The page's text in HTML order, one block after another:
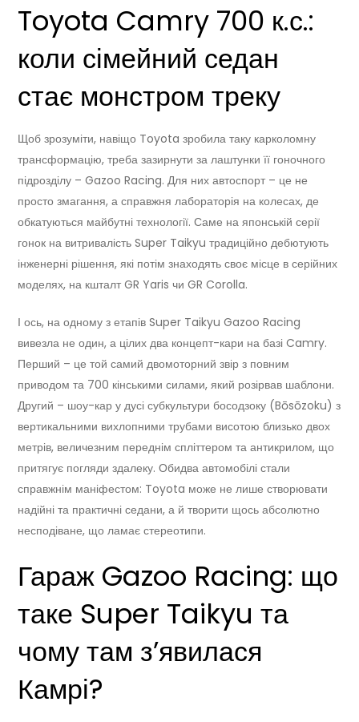
Toyota Camry 700 к.с.:
коли сімейний седан
стає монстром треку
Щоб зрозуміти, навіщо Toyota зробила таку карколомну
трансформацію, треба зазирнути за лаштунки її гоночного
підрозділу – Gazoo Racing. Для них автоспорт – це не
просто змагання, а справжня лабораторія на колесах, де
обкатуються майбутні технології. Саме на японській серії
гонок на витривалість Super Taikyu традиційно дебютують
інженерні рішення, які потім знаходять своє місце в серійних
моделях, на кшталт GR Yaris чи GR Corolla.
І ось, на одному з етапів Super Taikyu Gazoo Racing
вивезла не один, а цілих два концепт-кари на базі Camry.
Перший – це той самий двомоторний звір з повним
приводом та 700 кінськими силами, який розірвав шаблони.
Другий – шоу-кар у дусі субкультури босодзоку (Bōsōzoku) з
вертикальними вихлопними трубами висотою близько двох
метрів, величезним переднім спліттером та антикрилом, що
притягує погляди здалеку. Обидва автомобілі стали
справжнім маніфестом: Toyota може не лише створювати
надійні та практичні седани, а й творити щось абсолютно
несподіване, що ламає стереотипи.
Гараж Gazoo Racing: що
таке Super Taikyu та
чому там з’явилася
Камрі?